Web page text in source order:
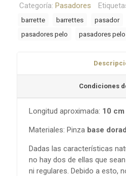
Categoría: Pasadores
barrette
barrettes pasador
pasadores pelo
pasadores
Condiciones
Longitud aproximada: 10 cm
Materiales: Pinza base
Dadas las características
no hay dos de ellas que
ni regulares. Debido a esto,